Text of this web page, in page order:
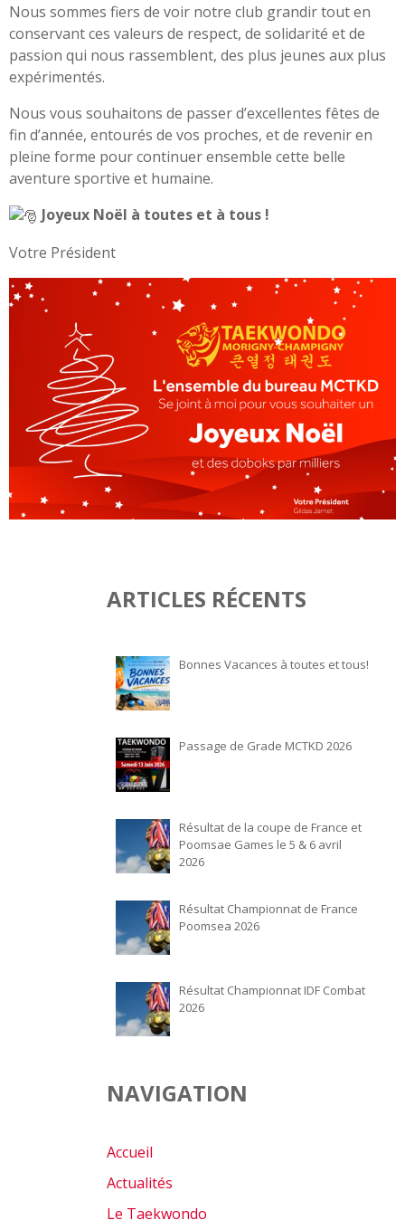
Nous sommes fiers de voir notre club grandir tout en
conservant ces valeurs de respect, de solidarité et de
passion qui nous rassemblent, des plus jeunes aux plus
expérimentés.
Nous vous souhaitons de passer d’excellentes fêtes de
fin d’année, entourés de vos proches, et de revenir en
pleine forme pour continuer ensemble cette belle
aventure sportive et humaine.
Joyeux Noël à toutes et à tous !
Votre Président
ARTICLES RÉCENTS
Bonnes Vacances à toutes et tous!
Passage de Grade MCTKD 2026
Résultat de la coupe de France et
Poomsae Games le 5 & 6 avril
2026
Résultat Championnat de France
Poomsea 2026
Résultat Championnat IDF Combat
2026
NAVIGATION
Accueil
Actualités
Le Taekwondo